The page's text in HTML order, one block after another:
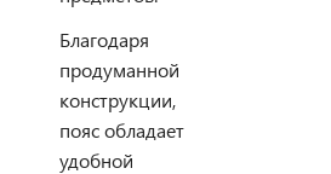
Благодаря
продуманной
конструкции,
пояс обладает
удобной